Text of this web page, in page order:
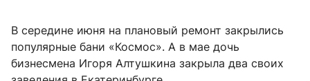
В середине июня на плановый ремонт закрылись
популярные бани «Космос». А в мае дочь
бизнесмена Игоря Алтушкина закрыла два своих